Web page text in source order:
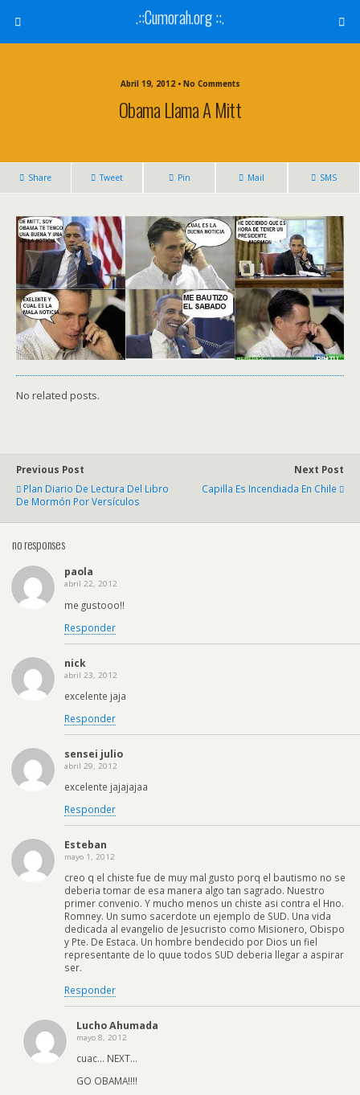
.::Cumorah.org ::.
Abril 19, 2012 • No Comments
Obama Llama A Mitt
Share Tweet Pin Mail SMS
No related posts.
Previous Post
Plan Diario De Lectura Del Libro
De Mormón Por Versículos
Next Post
Capilla Es Incendiada En Chile
no responses
paola
abril 22, 2012
me gustooo!!
Responder
nick
abril 23, 2012
excelente jaja
Responder
sensei julio
abril 29, 2012
excelente jajajajaa
Responder
Esteban
mayo 1, 2012
creo q el chiste fue de muy mal gusto porq el bautismo no se
deberia tomar de esa manera algo tan sagrado. Nuestro
primer convenio. Y mucho menos un chiste asi contra el Hno.
Romney. Un sumo sacerdote un ejemplo de SUD. Una vida
dedicada al evangelio de Jesucristo como Misionero, Obispo
y Pte. De Estaca. Un hombre bendecido por Dios un fiel
representante de lo quue todos SUD deberia llegar a aspirar
ser.
Responder
Lucho Ahumada
mayo 8, 2012
cuac… NEXT…
GO OBAMA!!!!